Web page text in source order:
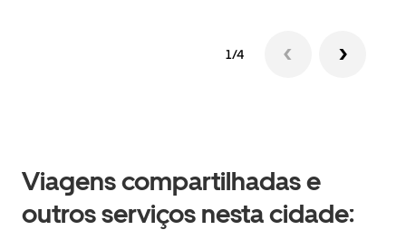
1/4
Viagens compartilhadas e
outros serviços nesta cidade: